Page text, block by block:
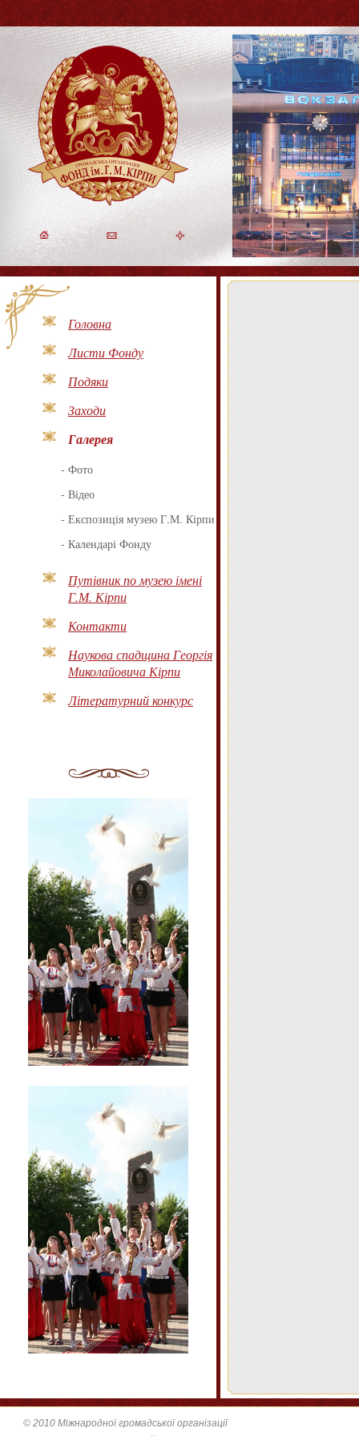
Головна
Листи Фонду
Подяки
Заходи
Галерея
- Фото
- Відео
- Експозиція музею Г.М. Кірпи
- Календарі Фонду
Путівник по музею імені
Г.М. Кірпи
Контакти
Наукова спадщина Георгія
Миколайовича Кірпи
Літературний конкурс
© 2010 Міжнародної громадської організації